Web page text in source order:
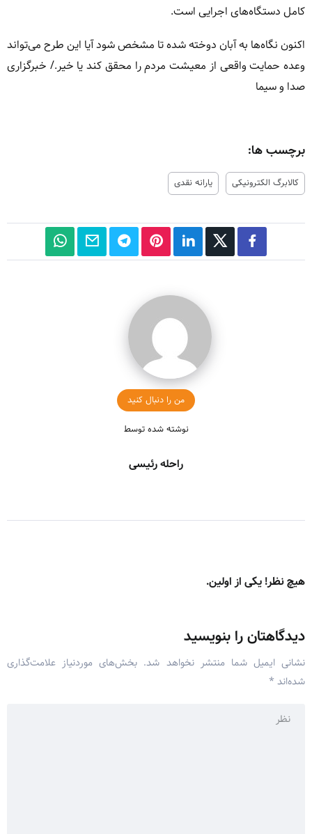
کامل دستگاه‌های اجرایی است.
اکنون نگاه‌ها به آبان دوخته شده تا مشخص شود آیا این طرح می‌تواند
وعده حمایت واقعی از معیشت مردم را محقق کند یا خیر./ خبرگزاری
صدا و سیما
برچسب ها:
کالابرگ الکترونیکی یارانه نقدی
من را دنبال کنید
نوشته شده توسط
راحله رئیسی
هیچ نظر! یکی از اولین.
دیدگاهتان را بنویسید
نشانی ایمیل شما منتشر نخواهد شد. بخش‌های موردنیاز علامت‌گذاری
شده‌اند *